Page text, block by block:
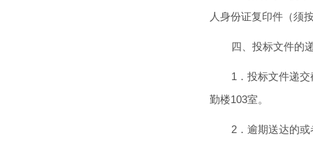
人身份证复印件（须
四、投标文件的
1．投标文件递
勤楼103室。
2．逾期送达的